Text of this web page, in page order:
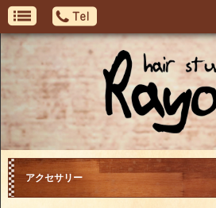
アクセサリー